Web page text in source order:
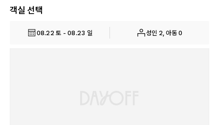
객실 선택
08.22 토 - 08.23 일 성인 2, 아동 0